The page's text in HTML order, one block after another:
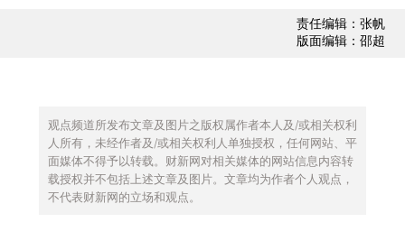
责任编辑：张帆
版面编辑：邵超
观点频道所发布文章及图片之版权属作者本人及/或相关权利
人所有，未经作者及/或相关权利人单独授权，任何网站、平
面媒体不得予以转载。财新网对相关媒体的网站信息内容转
载授权并不包括上述文章及图片。文章均为作者个人观点，
不代表财新网的立场和观点。